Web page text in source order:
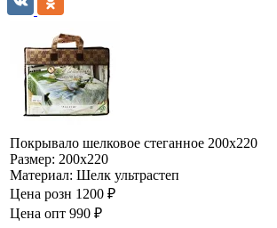
Покрывало шелковое стеганное 200х220
Размер: 200х220
Материал: Шелк ультрастеп
Цена розн 1200 ₽
Цена опт 990 ₽